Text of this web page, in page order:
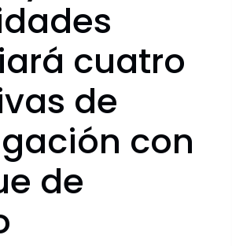
cuatro
de
con
de